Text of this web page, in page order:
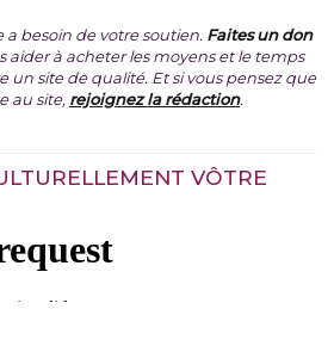
besoin de votre soutien. Faites un don
aider à acheter les moyens et le temps
un site de qualité. Et si vous pensez que
au site, rejoignez la rédaction.
VÔTRE